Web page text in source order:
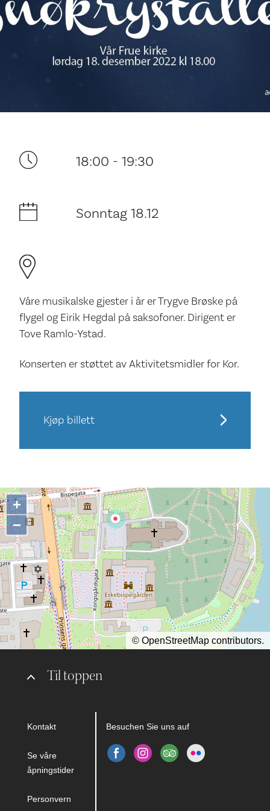
Ditt besøk
Musikk
Historie og arkitektur
18:00 - 19:30
Sonntag 18.12
Våre musikalske gjester i år er Trygve Brøske på
flygel og Eirik Hegdal på saksofoner. Dirigent er
Tove Ramlo-Ystad.
Konserten er støttet av Aktivitetsmidler for Kor.
Kjøp billett
Til toppen
Kontakt
Se våre
åpningstider
Personvern
Besuchen Sie uns auf
+
−
© OpenStreetMap contributors.